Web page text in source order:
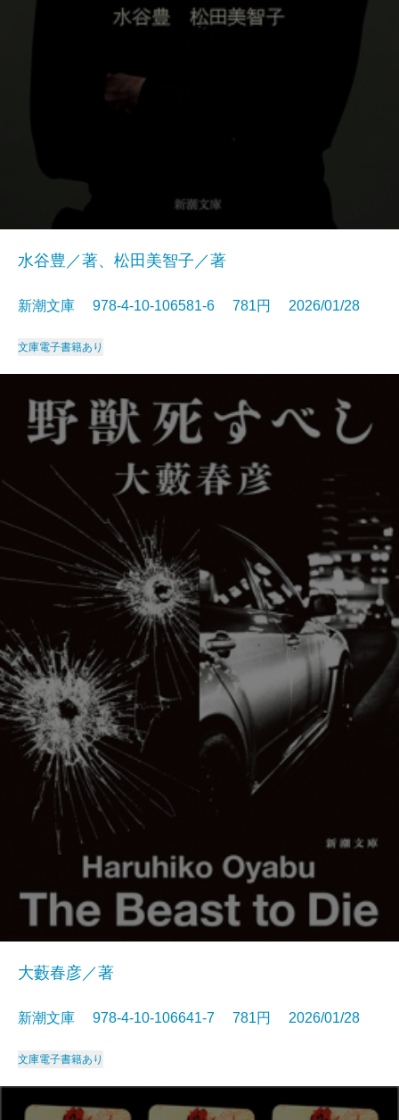
水谷豊／著、松田美智子／著
新潮文庫 978-4-10-106581-6 781円 2026/01/28
文庫電子書籍あり
大藪春彦／著
新潮文庫 978-4-10-106641-7 781円 2026/01/28
文庫電子書籍あり